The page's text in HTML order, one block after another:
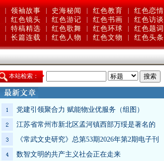
领袖故事 史海秘闻 红色教育
红色恋情
红色镜头 红色游记 红色书画
红色访谈
特稿精选 红色歌舞 红色环球
红色题词
长篇连载 红色人物 红色文物 红色头条
本站检索：
党建引领聚合力 赋能物业优服务（组图）
江苏省常州市新北区孟河镇西部万绥是著名的
《常武文史研究》总第53期2026年第2期电子刊
数智文明的共产主义社会正在走来